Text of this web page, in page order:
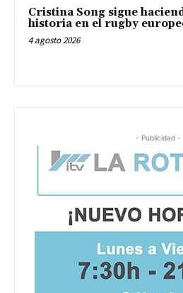
Cristina Song sigue
historia en el rugby
4 agosto 2026
- Publicidad -